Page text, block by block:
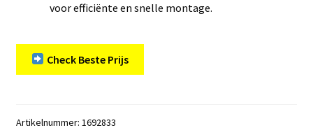
voor efficiënte en snelle montage.
Check Beste Prijs
Artikelnummer: 1692833